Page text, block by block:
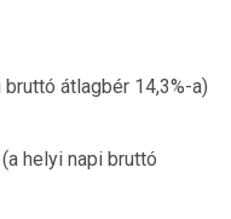
átlagbér 14,3%-a)
helyi napi bruttó